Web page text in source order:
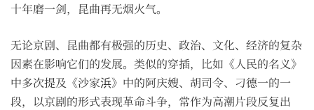
十年磨一剑，昆曲再无烟火气。
无论京剧、昆曲都有极强的历史、政治、文化、经济的复杂
因素在影响它们的发展。类似的穿插，比如《人民的名义》
中多次提及《沙家浜》中的阿庆嫂、胡司令、刁德一的一
段，以京剧的形式表现革命斗争，常作为高潮片段反复出